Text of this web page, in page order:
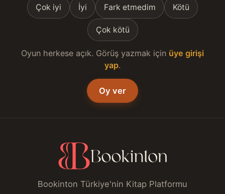
Çok iyi İyi Fark etmedim Kötü
Çok kötü
Oyun herkese açık. Görüş yazmak için üye girişi
yap.
Oy ver
Bookinton Türkiye'nin Kitap Platformu